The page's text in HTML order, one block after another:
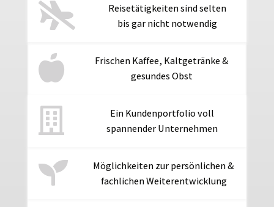

Reisetätigkeiten sind selten
bis gar nicht notwendig

Frischen Kaffee, Kaltgetränke &
gesundes Obst

Ein Kundenportfolio voll
spannender Unternehmen

Möglichkeiten zur persönlichen &
fachlichen Weiterentwicklung